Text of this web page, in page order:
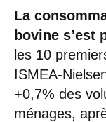
La
bovine s’est
les 10
ISMEA-
+0,7% des
ménages,